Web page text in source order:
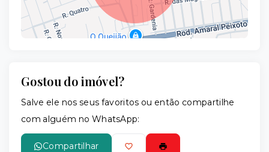
Gostou do imóvel?
Salve ele nos seus favoritos ou então compartilhe
com alguém no WhatsApp:
Compartilhar